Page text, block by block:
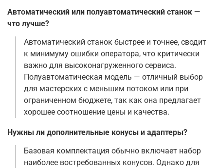
Автоматический или полуавтоматический станок —
что лучше?
Автоматический станок быстрее и точнее, сводит
к минимуму ошибки оператора, что критически
важно для высоконагруженного сервиса.
Полуавтоматическая модель — отличный выбор
для мастерских с меньшим потоком или при
ограниченном бюджете, так как она предлагает
хорошее соотношение цены и качества.
Нужны ли дополнительные конусы и адаптеры?
Базовая комплектация обычно включает набор
наиболее востребованных конусов. Однако для